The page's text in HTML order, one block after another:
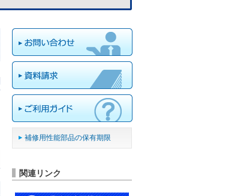
補修用性能部品の保有期限
関連リンク